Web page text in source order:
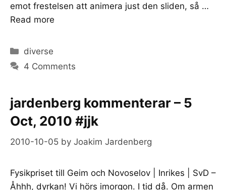
emot frestelsen att animera just den sliden, så …
Read more
Categories
diverse
4 Comments
jardenberg kommenterar – 5
Oct, 2010 #jjk
2010-10-05 by Joakim Jardenberg
Fysikpriset till Geim och Novoselov | Inrikes | SvD –
Åhhh, dyrkan! Vi hörs imorgon. I tid då. Om armen